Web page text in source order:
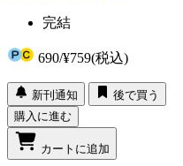
完結
690/¥759(税込)
新刊通知
後で買う
購入に進む
カートに追加